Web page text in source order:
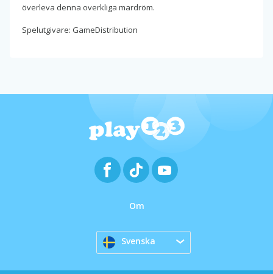
överleva denna overkliga mardröm.
Spelutgivare: GameDistribution
Om
Svenska